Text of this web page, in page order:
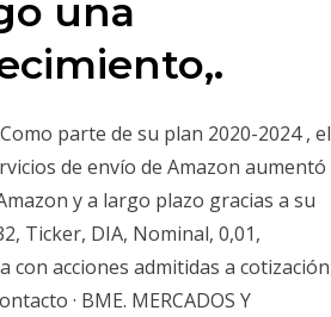
una
parte de su plan 2020-2024 , el
de envío de Amazon aumentó
y a largo plazo gracias a su
Ticker, DIA, Nominal, 0,01,
con acciones admitidas a cotización
· BME. MERCADOS Y